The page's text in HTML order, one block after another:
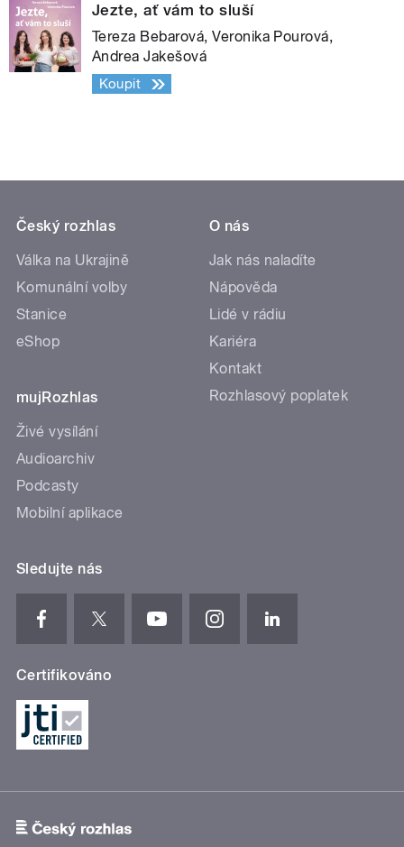
Jezte, ať vám to sluší
Tereza Bebarová, Veronika Pourová,
Andrea Jakešová
Koupit
Český rozhlas
Válka na Ukrajině
Komunální volby
Stanice
eShop
mujRozhlas
Živé vysílání
Audioarchiv
Podcasty
Mobilní aplikace
O nás
Jak nás naladíte
Nápověda
Lidé v rádiu
Kariéra
Kontakt
Rozhlasový poplatek
Sledujte nás
Certifikováno